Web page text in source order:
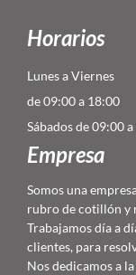
Horarios
Lunes a Viernes
de 09:00 a 18:00
Sábados de 09:00
Empresa
Somos una
rubro de cotillón y
Trabajamos día a
clientes, para
Nos dedicamos a